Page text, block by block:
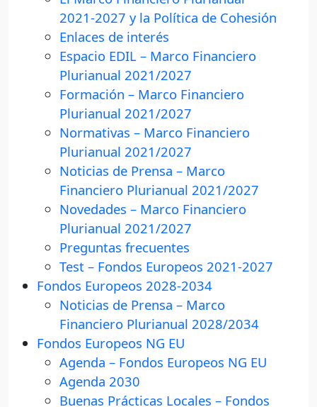
2021-2027 y la Política de Cohesión
Enlaces de interés
Espacio EDIL – Marco Financiero
Plurianual 2021/2027
Formación – Marco Financiero
Plurianual 2021/2027
Normativas – Marco Financiero
Plurianual 2021/2027
Noticias de Prensa – Marco
Financiero Plurianual 2021/2027
Novedades – Marco Financiero
Plurianual 2021/2027
Preguntas frecuentes
Test – Fondos Europeos 2021-2027
Fondos Europeos 2028-2034
Noticias de Prensa – Marco
Financiero Plurianual 2028/2034
Fondos Europeos NG EU
Agenda – Fondos Europeos NG EU
Agenda 2030
Buenas Prácticas Locales – Fondos